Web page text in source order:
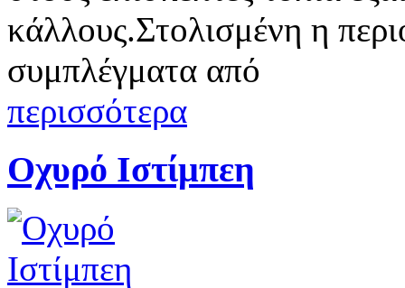
κάλλους.Στολισμένη η
συμπλέγματα από
περισσότερα
Οχυρό Ιστίμπεη